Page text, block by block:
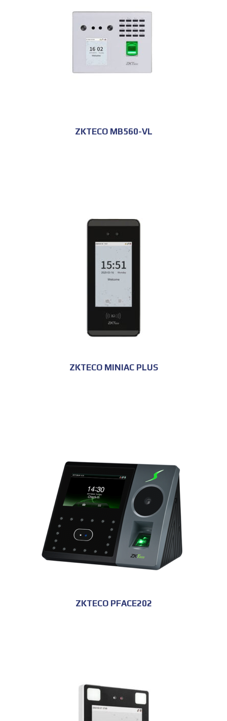
ZKTECO MB560-VL
ZKTECO MINIAC PLUS
ZKTECO PFACE202
للحجز و الاستعلام
للحجز و الاستعلام
للحجز و الاستعلام